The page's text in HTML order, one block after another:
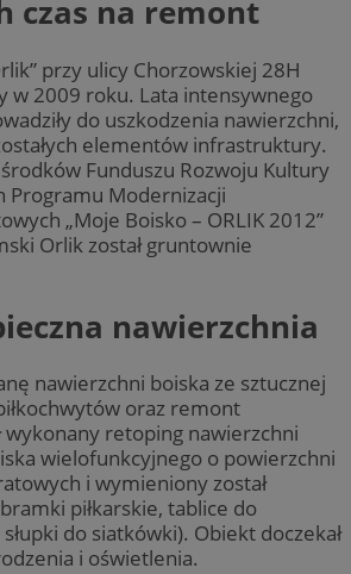
czas na remont
przy ulicy Chorzowskiej 28H
w 2009 roku. Lata intensywnego
do uszkodzenia nawierzchni,
elementów infrastruktury.
Funduszu Rozwoju Kultury
Programu Modernizacji
„Moje Boisko – ORLIK 2012”
Orlik został gruntownie
nawierzchnia
nawierzchni boiska ze sztucznej
oraz remont
wykonany retoping nawierzchni
wielofunkcyjnego o powierzchni
i wymieniony został
piłkarskie, tablice do
do siatkówki). Obiekt doczekał
i oświetlenia.